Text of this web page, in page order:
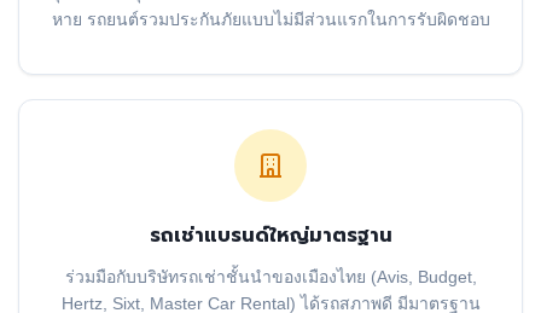
หาย รถยนต์รวมประกันภัยแบบไม่มีส่วนแรกในการรับผิดชอบ
รถเช่าแบรนด์ใหญ่มาตรฐาน
ร่วมมือกับบริษัทรถเช่าชั้นนำของเมืองไทย (Avis, Budget,
Hertz, Sixt, Master Car Rental) ได้รถสภาพดี มีมาตรฐาน